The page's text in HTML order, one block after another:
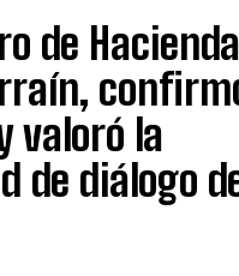
de
valoró la
de diálogo